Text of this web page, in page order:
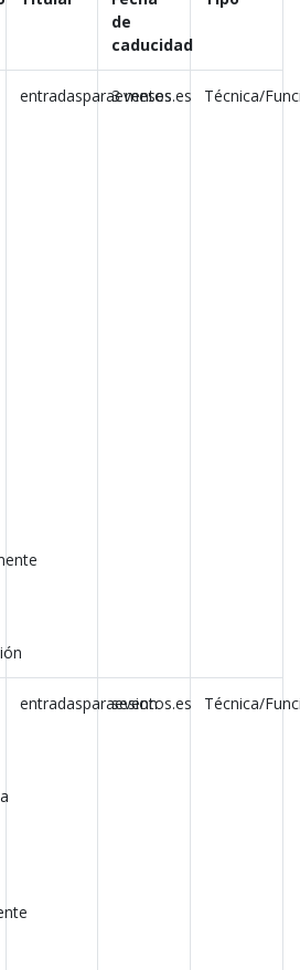
de
caducidad
entradasparaeventos.es
3 meses Técnica/
entradasparaeventos.es
sesion Técnica/